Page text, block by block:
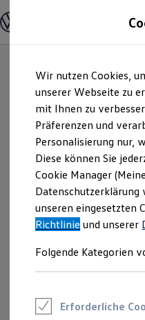
Hauptinhalt
springen
Footer
springen
Modelle und
Modelle
Elektroautos
ENERGY
Nutzfahrzeuge
SUV und CUV
Familienautos
Kombis
Kompaktwagen
Sportwagen
Schnell verfügbare
Angebote und Produkte
Aktuelle Angebote
E-Auto-Förderung
Volkswagen
Junge
Wir nutzen Cookies,
unserer Webseite zu
mit Ihnen zu
Präferenzen und
Personalisierung nur,
Diese können Sie
Cookie Manager
unseren eingesetzten
Richtlinie und unserer
Folgende Kategorien
Erforderliche